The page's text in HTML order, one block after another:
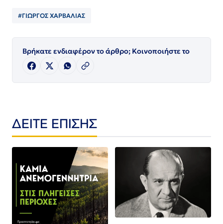
#ΓΙΩΡΓΟΣ ΧΑΡΒΑΛΙΑΣ
Βρήκατε ενδιαφέρον το άρθρο; Κοινοποιήστε το
ΔΕΙΤΕ ΕΠΙΣΗΣ